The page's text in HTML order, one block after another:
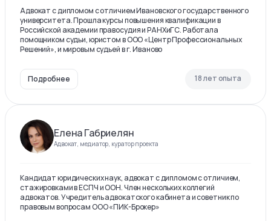
Адвокат с дипломом с отличием Ивановского государственного
университета. Прошла курсы повышения квалификации в
Российской академии правосудия и РАНХиГС. Работала
помощником судьи, юристом в ООО «Центр Профессиональных
Решений», и мировым судьей в г. Иваново
Подробнее 18 лет опыта
Елена Габриелян
Адвокат, медиатор, куратор проекта
Кандидат юридических наук, адвокат с дипломом с отличием,
стажировками в ЕСПЧ и ООН. Член нескольких коллегий
адвокатов. Учредитель адвокатского кабинета и советник по
правовым вопросам ООО «ПИК-Брокер»